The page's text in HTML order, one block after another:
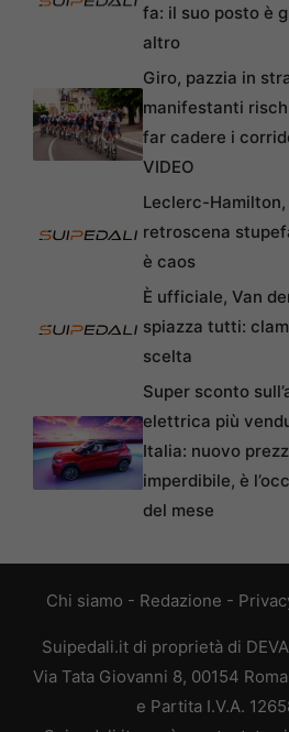
fa: il suo posto è
altro
Giro, pazzia in
manifestanti
far cadere i
VIDEO
Leclerc-Hamilton,
retroscena
è caos
È ufficiale, Van
spiazza tutti:
scelta
Super sconto
elettrica più
Italia: nuovo
imperdibile, è
del mese
Chi siamo - Redazione -
Suipedali.it di proprietà di
Via Tata Giovanni 8, 00154
e Partita I.V.A.